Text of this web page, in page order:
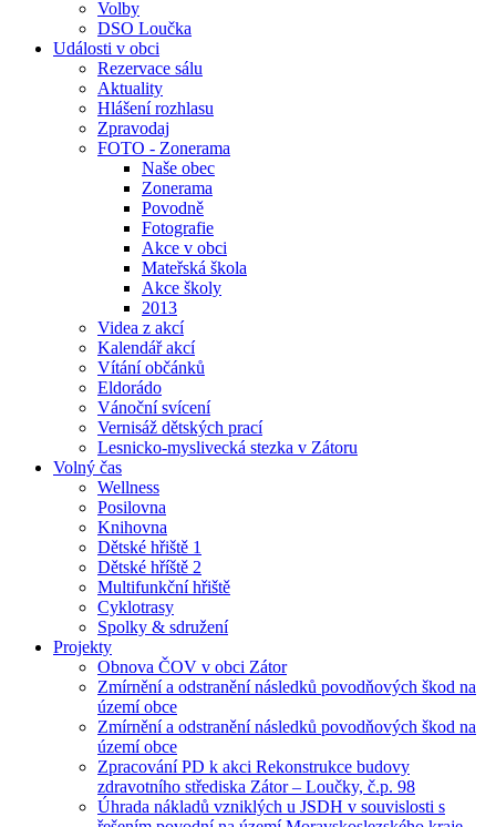
Volby
DSO Loučka
Události v obci
Rezervace sálu
Aktuality
Hlášení rozhlasu
Zpravodaj
FOTO - Zonerama
Naše obec
Zonerama
Povodně
Fotografie
Akce v obci
Mateřská škola
Akce školy
2013
Videa z akcí
Kalendář akcí
Vítání občánků
Eldorádo
Vánoční svícení
Vernisáž dětských prací
Lesnicko-myslivecká stezka v Zátoru
Volný čas
Wellness
Posilovna
Knihovna
Dětské hřiště 1
Dětské hříště 2
Multifunkční hřiště
Cyklotrasy
Spolky & sdružení
Projekty
Obnova ČOV v obci Zátor
Zmírnění a odstranění následků povodňových škod na
území obce
Zmírnění a odstranění následků povodňových škod na
území obce
Zpracování PD k akci Rekonstrukce budovy
zdravotního střediska Zátor – Loučky, č.p. 98
Úhrada nákladů vzniklých u JSDH v souvislosti s